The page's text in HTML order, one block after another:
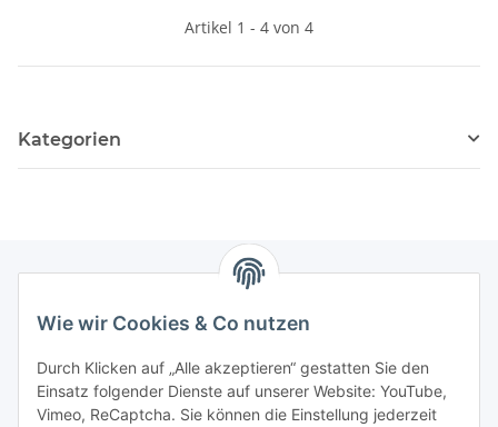
Wie wir Cookies & Co nutzen
Durch Klicken auf „Alle akzeptieren“ gestatten Sie den
Einsatz folgender Dienste auf unserer Website: YouTube,
Vimeo, ReCaptcha. Sie können die Einstellung jederzeit
Artikel 1 - 4 von 4
Kategorien
Zahlungsmöglichkeiten
Versandinformationen